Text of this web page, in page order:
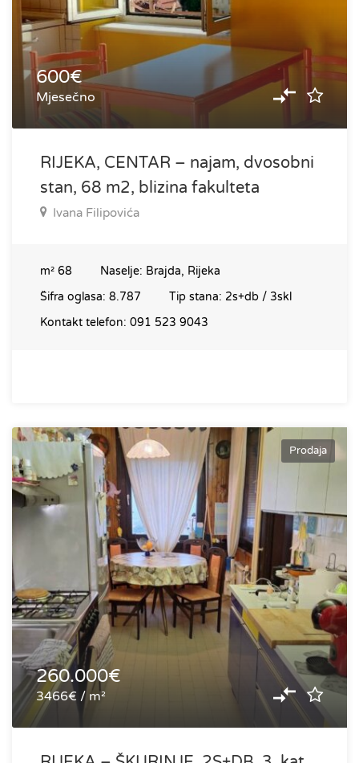
600€
Mjesečno
RIJEKA, CENTAR – najam, dvosobni
stan, 68 m2, blizina fakulteta
Ivana Filipovića
m² 68 Naselje: Brajda, Rijeka
Šifra oglasa: 8.787 Tip stana: 2s+db / 3skl
Kontakt telefon: 091 523 9043
Prodaja
260.000€
3466€ / m²